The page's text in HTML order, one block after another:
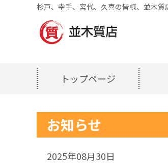
杉戸、幸手、宮代、久喜の皆様、並木質
トップページ
お知らせ
2025年08月30日